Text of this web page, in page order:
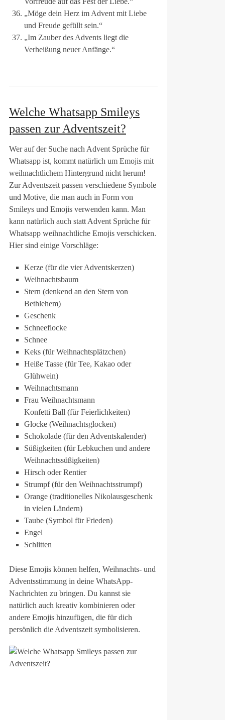
„Möge dein Herz im Advent mit Liebe
und Freude gefüllt sein.“
„Im Zauber des Advents liegt die
Verheißung neuer Anfänge.“
Welche Whatsapp Smileys
passen zur Adventszeit?
Wer auf der Suche nach Advent Sprüche für
Whatsapp ist, kommt natürlich um Emojis mit
weihnachtlichem Hintergrund nicht herum!
Zur Adventszeit passen verschiedene Symbole
und Motive, die man auch in Form von
Smileys und Emojis verwenden kann. Man
kann natürlich auch statt Advent Sprüche für
Whatsapp weihnachtliche Emojis verschicken.
Hier sind einige Vorschläge:
Kerze (für die vier Adventskerzen)
Weihnachtsbaum
Stern (denkend an den Stern von
Bethlehem)
Geschenk
Schneeflocke
Schnee
Keks (für Weihnachtsplätzchen)
Heiße Tasse (für Tee, Kakao oder
Glühwein)
Weihnachtsmann
Frau Weihnachtsmann
Konfetti Ball (für Feierlichkeiten)
Glocke (Weihnachtsglocken)
Schokolade (für den Adventskalender)
Süßigkeiten (für Lebkuchen und andere
Weihnachtssüßigkeiten)
Hirsch oder Rentier
Strumpf (für den Weihnachtsstrumpf)
Orange (traditionelles Nikolausgeschenk
in vielen Ländern)
Taube (Symbol für Frieden)
Engel
Schlitten
Diese Emojis können helfen, Weihnachts- und
Adventsstimmung in deine WhatsApp-
Nachrichten zu bringen. Du kannst sie
natürlich auch kreativ kombinieren oder
andere Emojis hinzufügen, die für dich
persönlich die Adventszeit symbolisieren.